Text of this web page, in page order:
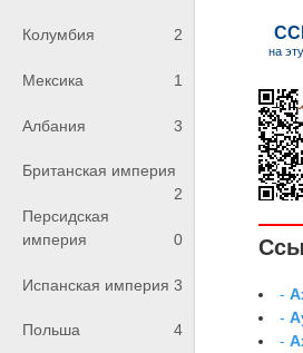
Колумбия 2
Мексика 1
Албания 3
Британская империя
2
Персидская
империя
0
Испанская империя 3
Польша 4
-
-
-